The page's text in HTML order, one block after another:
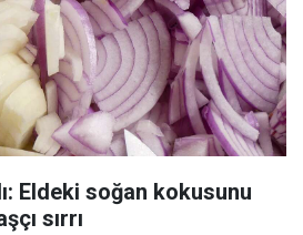
Eldeki soğan kokusunu
sırrı